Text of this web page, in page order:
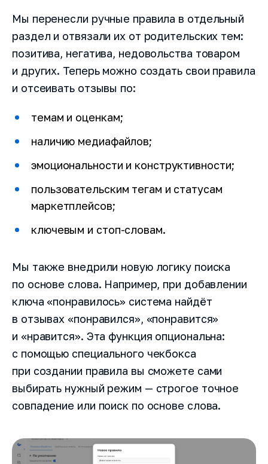
Мы перенесли ручные правила в отдельный
раздел и отвязали их от родительских тем:
позитива, негатива, недовольства товаром
и других. Теперь можно создать свои правила
и отсеивать отзывы по:
темам и оценкам;
наличию медиафайлов;
эмоциональности и конструктивности;
пользовательским тегам и статусам
маркетплейсов;
ключевым и стоп-словам.
Мы также внедрили новую логику поиска
по основе слова. Например, при добавлении
ключа «понравилось» система найдёт
в отзывах «понравился», «понравится»
и «нравится». Эта функция опциональна:
с помощью специального чекбокса
при создании правила вы сможете сами
выбирать нужный режим — строгое точное
совпадение или поиск по основе слова.